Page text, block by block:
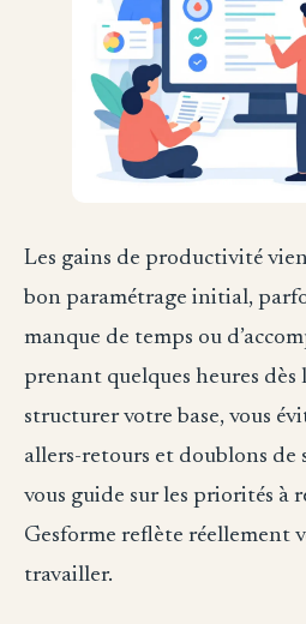
Les gains de productivité
bon paramétrage initial,
manque de temps ou
prenant quelques heures
structurer votre base, vous
allers-retours et doublons de
vous guide sur les priorités à
Gesforme reflète réellement
travailler.